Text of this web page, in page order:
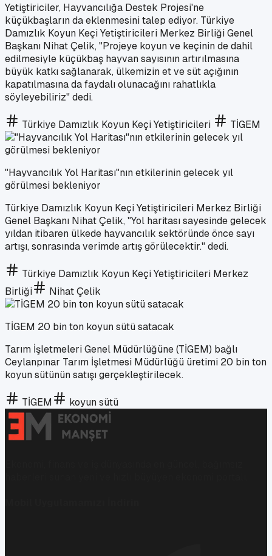
Yetiştiriciler, Hayvancılığa Destek Projesi'ne
küçükbaşların da eklenmesini talep ediyor. Türkiye
Damızlık Koyun Keçi Yetiştiricileri Merkez Birliği Genel
Başkanı Nihat Çelik, "Projeye koyun ve keçinin de dahil
edilmesiyle küçükbaş hayvan sayısının artırılmasına
büyük katkı sağlanarak, ülkemizin et ve süt açığının
kapatılmasına da faydalı olunacağını rahatlıkla
söyleyebiliriz" dedi.
Türkiye Damızlık Koyun Keçi Yetiştiricileri TİGEM
"Hayvancılık Yol Haritası"nın etkilerinin gelecek yıl
görülmesi bekleniyor
Türkiye Damızlık Koyun Keçi Yetiştiricileri Merkez Birliği
Genel Başkanı Nihat Çelik, "Yol haritası sayesinde gelecek
yıldan itibaren ülkede hayvancılık sektöründe önce sayı
artışı, sonrasında verimde artış görülecektir." dedi.
Türkiye Damızlık Koyun Keçi Yetiştiricileri Merkez
Birliği
Nihat Çelik
TİGEM 20 bin ton koyun sütü satacak
Tarım İşletmeleri Genel Müdürlüğüne (TİGEM) bağlı
Ceylanpınar Tarım İşletmesi Müdürlüğü üretimi 20 bin ton
koyun sütünün satışı gerçekleştirilecek.
TİGEM koyun sütü